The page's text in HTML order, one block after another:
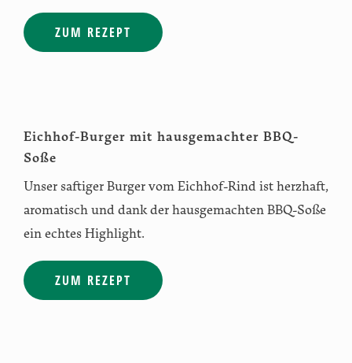
ZUM REZEPT
Eichhof-Burger mit hausgemachter BBQ-
Soße
Unser saftiger Burger vom Eichhof-Rind ist herzhaft,
aromatisch und dank der hausgemachten BBQ-Soße
ein echtes Highlight.
ZUM REZEPT